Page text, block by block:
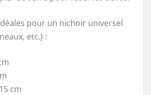
pour un nichoir universel
etc.) :
cm